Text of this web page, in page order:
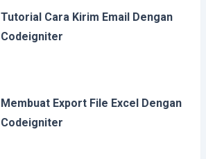
Tutorial Cara Kirim Email Dengan
Codeigniter
Membuat Export File Excel Dengan
Codeigniter